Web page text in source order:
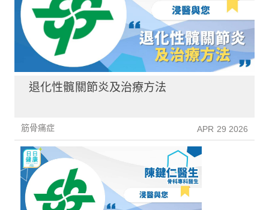
退化性髖關節炎及治療方法
筋骨痛症 APR 29 2026